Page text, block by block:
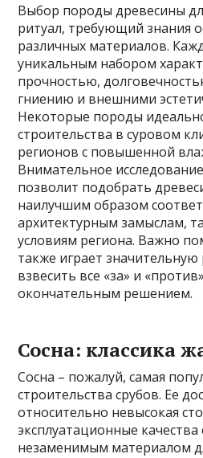
Выбор породы древесины
ритуал, требующий знания
различных материалов.
уникальным набором
прочностью,
гниению и внешними
Некоторые породы
строительства в суровом
регионов с повышенной
Внимательное
позволит подобрать
наилучшим образом
архитектурным замыслам,
условиям региона. Важно
также играет
взвесить все «за» и
окончательным решением.
Сосна: классика
Сосна – пожалуй, самая
строительства срубов. Ее
относительно невысокая
эксплуатационные качества
незаменимым материалом